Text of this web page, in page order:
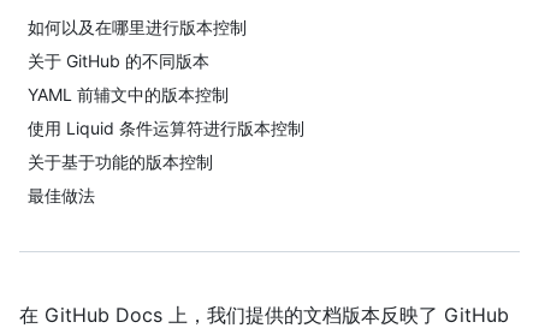
如何以及在哪里进行版本控制
关于 GitHub 的不同版本
YAML 前辅文中的版本控制
使用 Liquid 条件运算符进行版本控制
关于基于功能的版本控制
最佳做法
在 GitHub Docs 上，我们提供的文档版本反映了 GitHub